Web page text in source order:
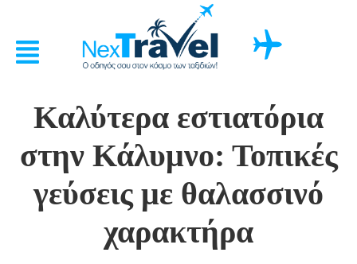
Καλύτερα εστιατόρια
στην Κάλυμνο: Τοπικές
γεύσεις με θαλασσινό
χαρακτήρα